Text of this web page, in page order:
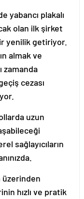
yabancı plakalı
olan ilk şirket
yenilik getiriyor.
almak ve
zamanda
cezası
uzun
sağlayıcıların
hızlı ve pratik